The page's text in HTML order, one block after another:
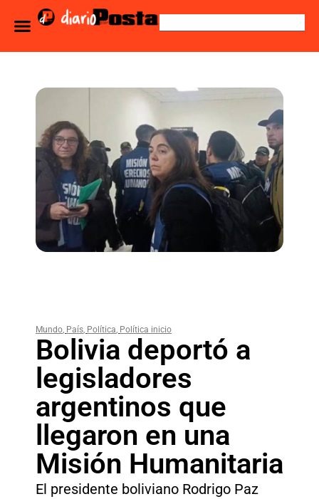
Mundo, País, Política, Política inicio
Bolivia deportó a
legisladores
argentinos que
llegaron en una
Misión Humanitaria
El presidente boliviano Rodrigo Paz